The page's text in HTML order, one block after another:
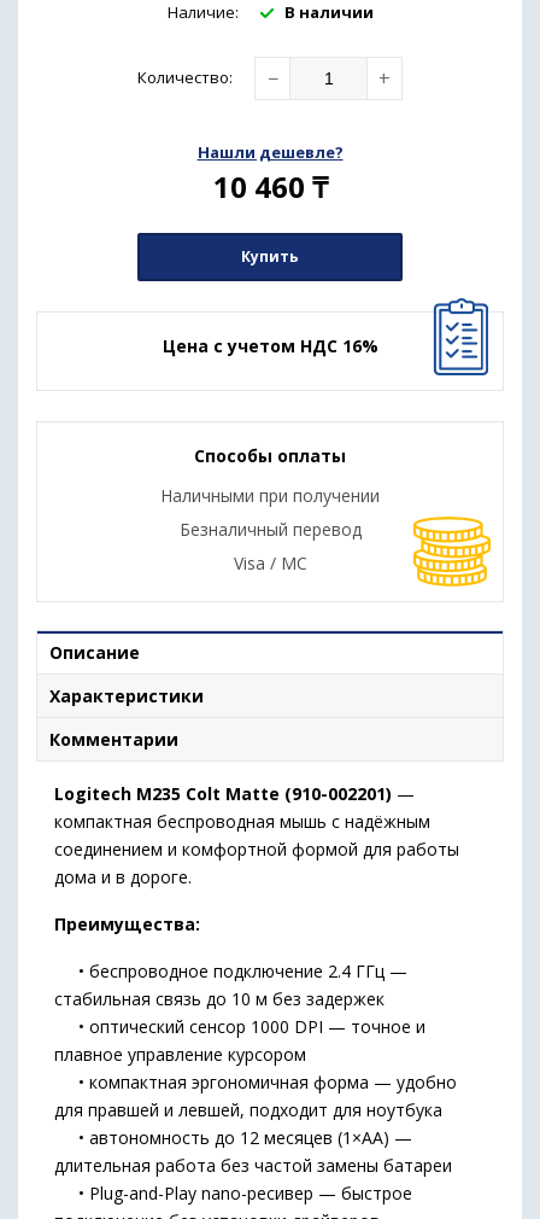
Наличие: В наличии
Количество: − +
Нашли дешевле?
10 460 ₸
Купить
Цена с учетом НДС 16%
Способы оплаты
Наличными при получении
Безналичный перевод
Visa / MC
Описание
Характеристики
Комментарии
Logitech M235 Colt Matte (910-002201) —
компактная беспроводная мышь с надёжным
соединением и комфортной формой для работы
дома и в дороге.
Преимущества:
• беспроводное подключение 2.4 ГГц —
стабильная связь до 10 м без задержек
• оптический сенсор 1000 DPI — точное и
плавное управление курсором
• компактная эргономичная форма — удобно
для правшей и левшей, подходит для ноутбука
• автономность до 12 месяцев (1×AA) —
длительная работа без частой замены батареи
• Plug-and-Play nano-ресивер — быстрое